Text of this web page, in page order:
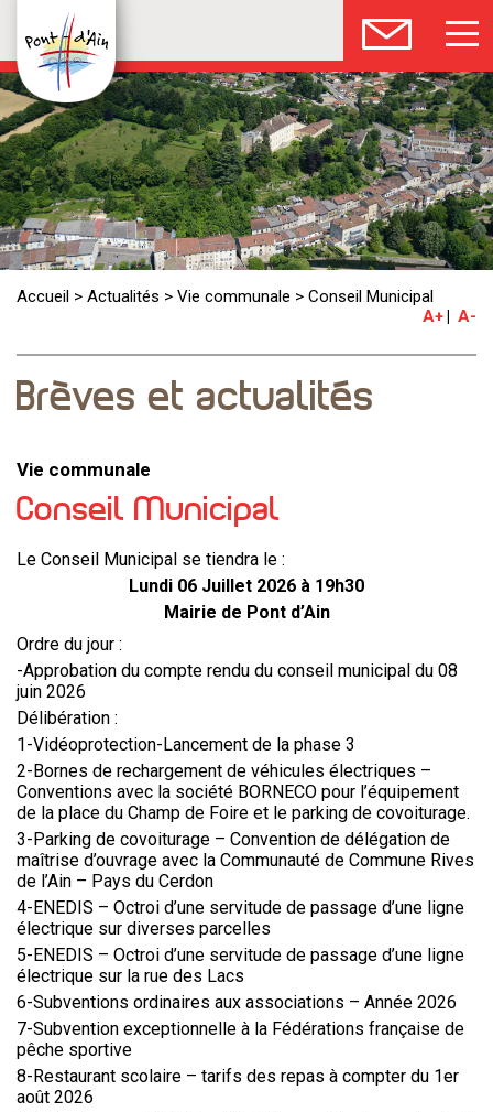
Accueil > Actualités > Vie communale > Conseil Municipal
A+
A-
Brèves et actualités
Vie communale
Conseil Municipal
Le Conseil Municipal se tiendra le :
Lundi 06 Juillet 2026 à 19h30
Mairie de Pont d’Ain
Ordre du jour :
-Approbation du compte rendu du conseil municipal du 08
juin 2026
Délibération :
1-Vidéoprotection-Lancement de la phase 3
2-Bornes de rechargement de véhicules électriques –
Conventions avec la société BORNECO pour l’équipement
de la place du Champ de Foire et le parking de covoiturage.
3-Parking de covoiturage – Convention de délégation de
maîtrise d’ouvrage avec la Communauté de Commune Rives
de l’Ain – Pays du Cerdon
4-ENEDIS – Octroi d’une servitude de passage d’une ligne
électrique sur diverses parcelles
5-ENEDIS – Octroi d’une servitude de passage d’une ligne
électrique sur la rue des Lacs
6-Subventions ordinaires aux associations – Année 2026
7-Subvention exceptionnelle à la Fédérations française de
pêche sportive
8-Restaurant scolaire – tarifs des repas à compter du 1er
août 2026